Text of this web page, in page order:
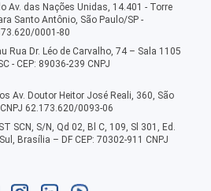
Av. das Nações Unidas, 14.401 - Torre
Santo Antônio, São Paulo/SP -
0001-80
Rua Dr. Léo de Carvalho, 74 – Sala 1105
- CEP: 89036-239 CNPJ
Av. Doutor Heitor José Reali, 360, São
62.173.620/0093-06
SCN, S/N, Qd 02, Bl C, 109, Sl 301, Ed.
Brasília – DF CEP: 70302-911 CNPJ